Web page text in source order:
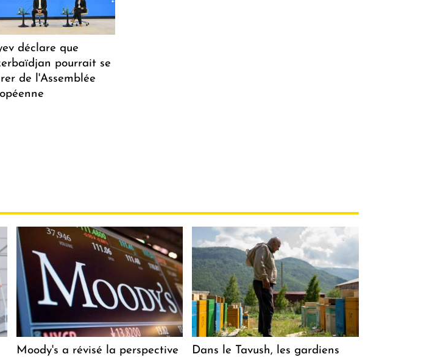
déclare que
pourrait se
de l'Assemblée
Moody's a révisé la perspective
Dans le Tavush, les gardiens